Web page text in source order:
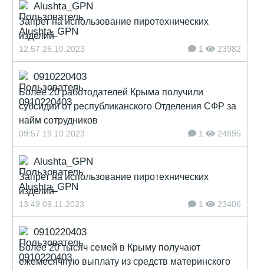
Alushta_GPN
Запрет на использование пиротехнических
изделий
12:57 26.10.2023 1 23982
0910220403
Более 20 работодателей Крыма получили
субсидии от республиканского Отделения СФР за
найм сотрудников
09:57 19.10.2023 1 24895
Alushta_GPN
Запрет на использование пиротехнических
изделий
13:49 09.11.2023 1 23406
0910220403
Более 20 тысяч семей в Крыму получают
ежемесячную выплату из средств материнского